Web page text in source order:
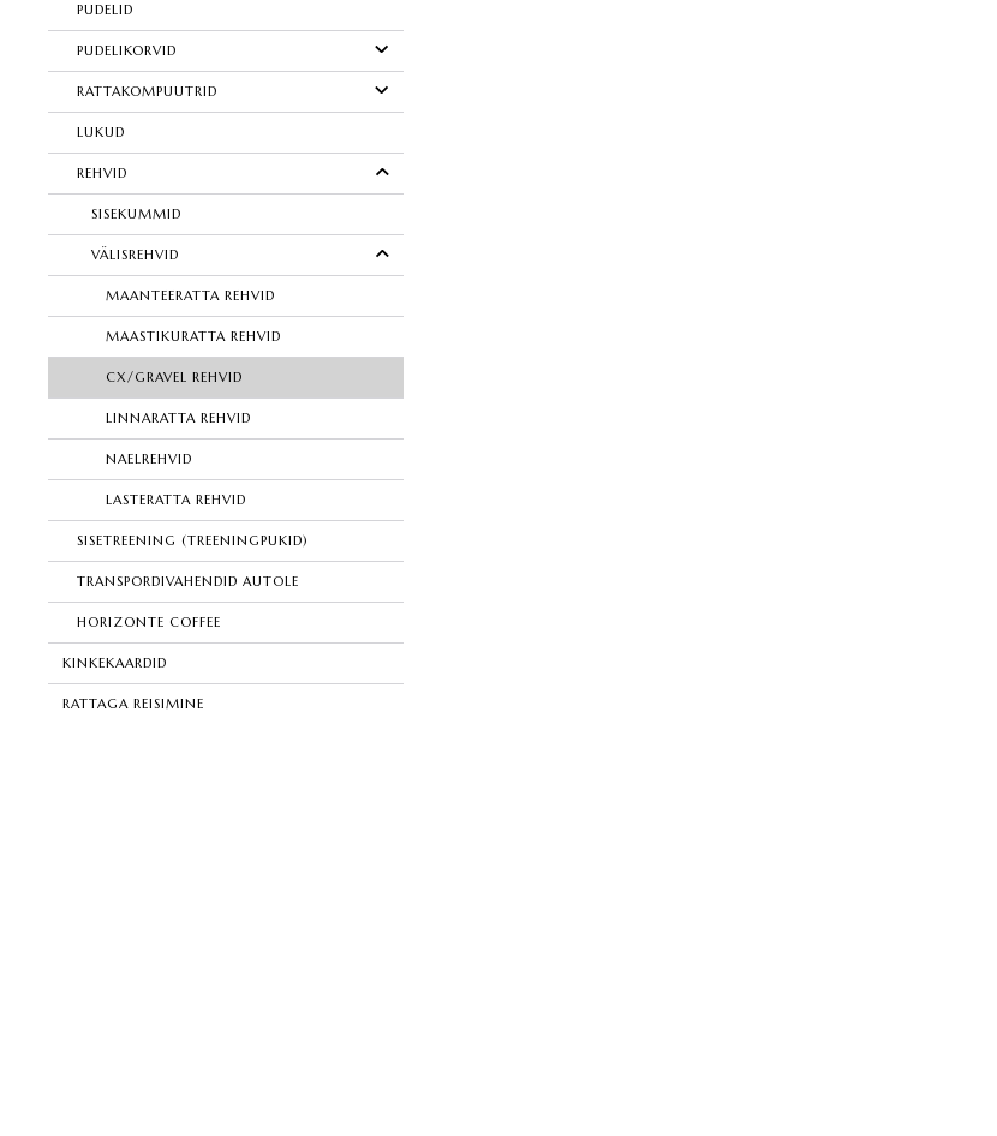
PUDELID
PUDELIKORVID
RATTAKOMPUUTRID
LUKUD
REHVID
SISEKUMMID
VÄLISREHVID
MAANTEERATTA REHVID
MAASTIKURATTA REHVID
CX/GRAVEL REHVID
LINNARATTA REHVID
NAELREHVID
LASTERATTA REHVID
SISETREENING (TREENINGPUKID)
TRANSPORDIVAHENDID AUTOLE
HORIZONTE COFFEE
KINKEKAARDID
RATTAGA REISIMINE